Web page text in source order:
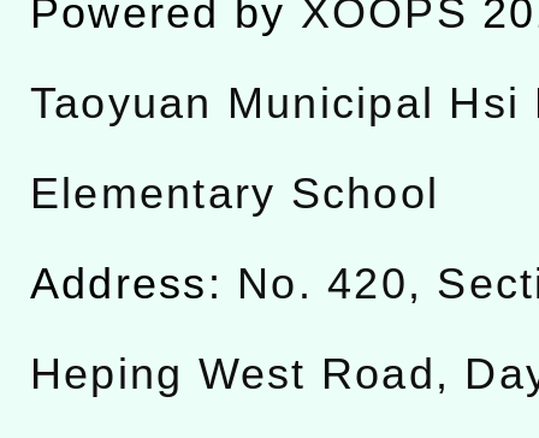
Powered by XOOPS
Taoyuan Municipal Hsi
Elementary School
Address: No. 420,
Heping West Road,